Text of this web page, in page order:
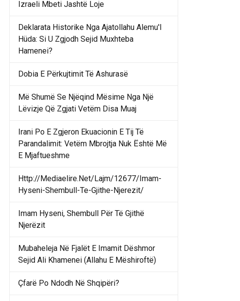
Izraeli Mbeti Jashtë Loje
Deklarata Historike Nga Ajatollahu Alemu'l
Hüda: Si U Zgjodh Sejid Muxhteba
Hamenei?
Dobia E Përkujtimit Të Ashurasë
Më Shumë Se Njëqind Mësime Nga Një
Lëvizje Që Zgjati Vetëm Disa Muaj
Irani Po E Zgjeron Ekuacionin E Tij Të
Parandalimit: Vetëm Mbrojtja Nuk Është Më
E Mjaftueshme
Http://Mediaelire.Net/Lajm/12677/Imam-
Hyseni-Shembull-Te-Gjithe-Njerezit/
Imam Hyseni, Shembull Për Të Gjithë
Njerëzit
Mubaheleja Në Fjalët E Imamit Dëshmor
Sejid Ali Khamenei (Allahu E Mëshiroftë)
Çfarë Po Ndodh Në Shqipëri?